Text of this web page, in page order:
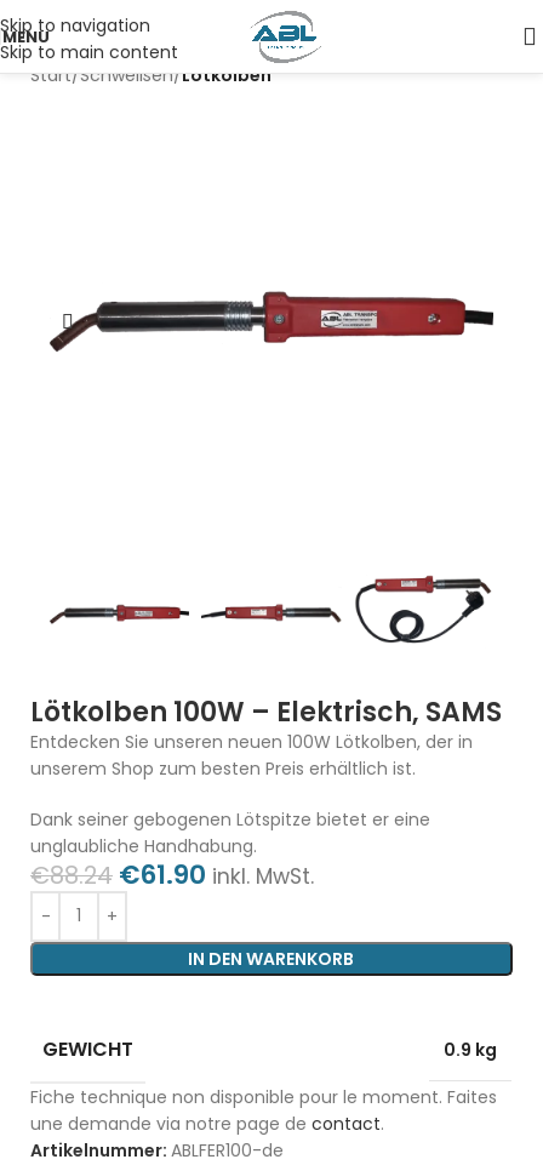
Skip to navigation
Skip to main content
MENU
Start Schweißen Lötkolben
Lötkolben 100W – Elektrisch, SAMS
Entdecken Sie unseren neuen 100W Lötkolben, der in
unserem Shop zum besten Preis erhältlich ist.
Dank seiner gebogenen Lötspitze bietet er eine
unglaubliche Handhabung.
€88.24 €61.90 inkl. MwSt.
IN DEN WARENKORB
GEWICHT
0.9 kg
Fiche technique non disponible pour le moment. Faites
une demande via notre page de contact.
Artikelnummer: ABLFER100-de